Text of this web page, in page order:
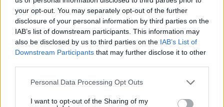
your opt-out. You may separately opt-out of the further
disclosure of your personal information by third parties on the
IAB’s list of downstream participants. This information may
also be disclosed by us to third parties on the IAB’s List of
Downstream Participants that may further disclose it to other
Please note that this website/app uses one or more Google
not limited to your visit or usage behaviour. You may click to
Personal Data Processing Opt Outs
I want to opt-out of the Sharing of my
Μαγειρεύουμε με αυγά: 7 συνταγές που …τα σπάνε
09.08.2026, 00:00
Γερμανία: Μη επανδρωμένα αεροσκάφη εθεάθησαν
08.08.2026, 23:56
Θετικές οι συνομιλίες με το Ιράν για τα Στενά του
Ορμούζ, λέει το Ομάν